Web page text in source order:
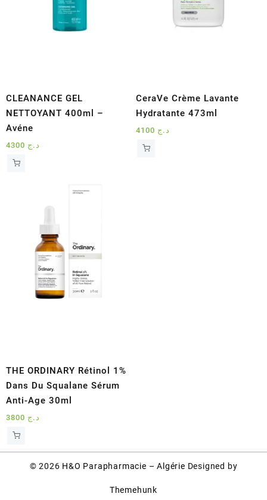
CLEANANCE GEL
NETTOYANT 400ml –
Avéne
د.ج
CeraVe Crème Lavante
Hydratante 473ml
د.ج
THE ORDINARY Rétinol 1%
Dans Du Squalane Sérum
Anti-Age 30ml
د.ج
© 2026 H&O Parapharmacie – Algérie Designed by
Themehunk